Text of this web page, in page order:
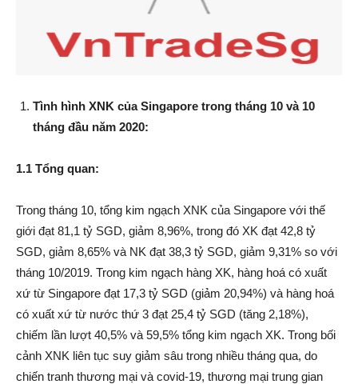
Tình hình XNK của Singapore trong tháng 10 và 10
tháng đầu năm 2020:
1.1 Tổng quan:
Trong tháng 10, tổng kim ngạch XNK của Singapore với thế
giới đạt 81,1 tỷ SGD, giảm 8,96%, trong đó XK đạt 42,8 tỷ
SGD, giảm 8,65% và NK đạt 38,3 tỷ SGD, giảm 9,31% so với
tháng 10/2019. Trong kim ngạch hàng XK, hàng hoá có xuất
xứ từ Singapore đạt 17,3 tỷ SGD (giảm 20,94%) và hàng hoá
có xuất xứ từ nước thứ 3 đạt 25,4 tỷ SGD (tăng 2,18%),
chiếm lần lượt 40,5% và 59,5% tổng kim ngạch XK. Trong bối
cảnh XNK liên tục suy giảm sâu trong nhiều tháng qua, do
chiến tranh thương mại và covid-19, thương mại trung gian